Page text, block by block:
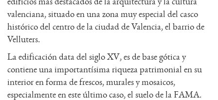
valenciana, situado en una zona muy especial del casco
histórico del centro de la ciudad de Valencia, el barrio de
Velluters.
La edificación data del siglo XV, es de base gótica y
contiene una importantísima riqueza patrimonial en su
interior en forma de frescos, murales y mosaicos,
especialmente en este último caso, el suelo de la FAMA.